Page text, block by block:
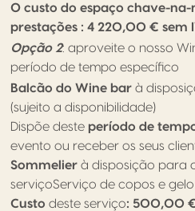
O custo do espaço chave-
prestações : 4 220,00 € sem
Opção 2: aproveite o nosso
período de tempo específico
Balcão do Wine bar à
(sujeito a disponibilidade)
Dispõe deste período de
evento ou receber os seus
Sommelier à disposição para
serviçoServiço de copos e gelo
Custo deste serviço: 500,00